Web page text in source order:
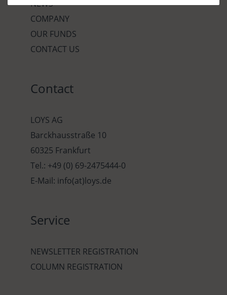
NEWS
COMPANY
OUR FUNDS
CONTACT US
Contact
LOYS AG
Barckhausstraße 10
60325 Frankfurt
Tel.: +49 (0) 69-2475444-0
E-Mail: info(at)loys.de
Service
NEWSLETTER REGISTRATION
COLUMN REGISTRATION